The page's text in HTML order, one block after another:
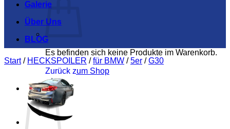
Es befinden sich keine Produkte im Warenkorb.
Zurück zum Shop
Warenkorb
Galerie
Über Uns
BLOG
Start / HECKSPOILER / für BMW / 5er / G30